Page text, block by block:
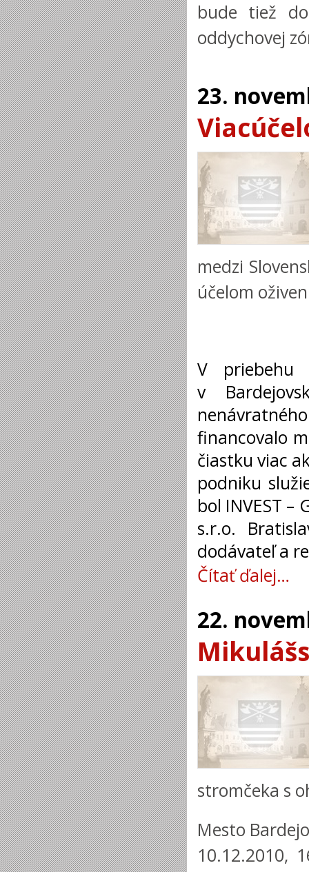
bude tiež
oddychovej
23.
medzi
účelom
V priebehu
v
financovalo
čiastku viac
podniku
bol INVEST –
s.r.o.
dodávateľ a
Čítať ďalej…
22.
stromčeka s
Mesto
10.12.2010,